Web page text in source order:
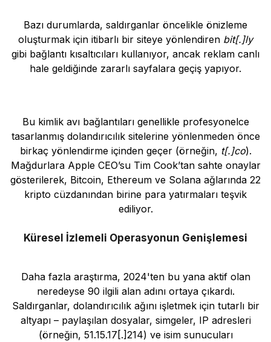
Bazı durumlarda, saldırganlar öncelikle önizleme
oluşturmak için itibarlı bir siteye yönlendiren bit[.]ly
gibi bağlantı kısaltıcıları kullanıyor, ancak reklam canlı
hale geldiğinde zararlı sayfalara geçiş yapıyor.
Bu kimlik avı bağlantıları genellikle profesyonelce
tasarlanmış dolandırıcılık sitelerine yönlenmeden önce
birkaç yönlendirme içinden geçer (örneğin, t[.]co).
Mağdurlara Apple CEO’su Tim Cook’tan sahte onaylar
gösterilerek, Bitcoin, Ethereum ve Solana ağlarında 22
kripto cüzdanından birine para yatırmaları teşvik
ediliyor.
Küresel İzlemeli Operasyonun Genişlemesi
Daha fazla araştırma, 2024'ten bu yana aktif olan
neredeyse 90 ilgili alan adını ortaya çıkardı.
Saldırganlar, dolandırıcılık ağını işletmek için tutarlı bir
altyapı – paylaşılan dosyalar, simgeler, IP adresleri
(örneğin, 51.15.17[.]214) ve isim sunucuları